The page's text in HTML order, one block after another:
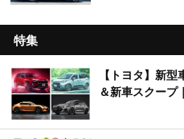
特集
【トヨタ】新
＆新車スクープ